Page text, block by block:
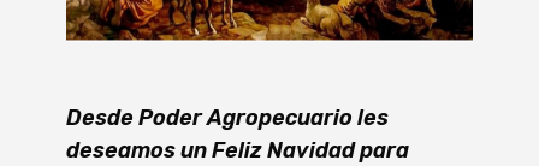
Desde Poder Agropecuario les
deseamos un Feliz Navidad para